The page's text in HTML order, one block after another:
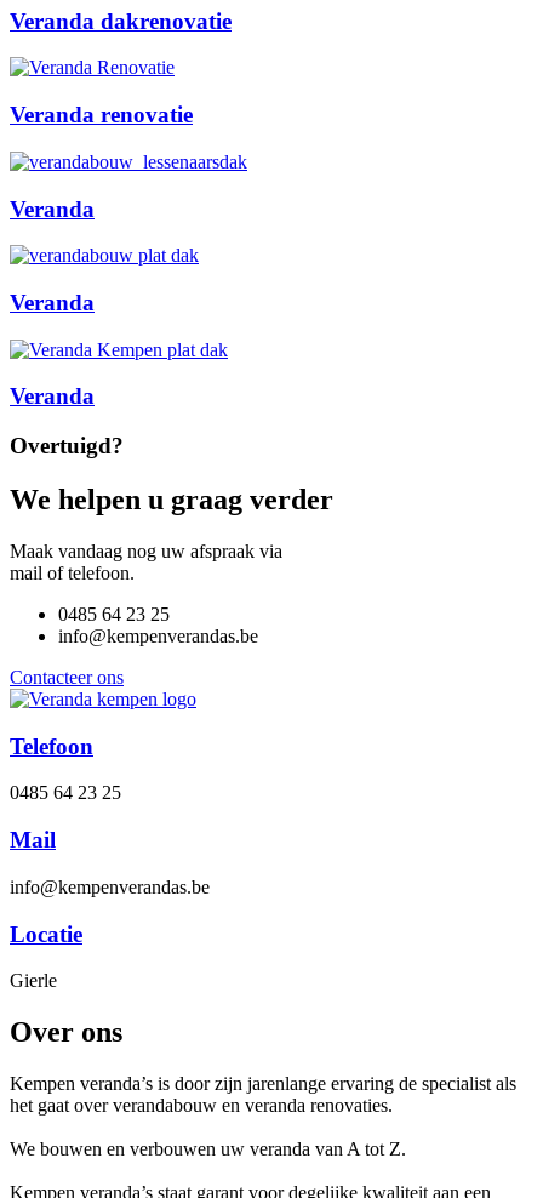
Veranda dakrenovatie
Veranda renovatie
Veranda
Veranda
Veranda
Overtuigd?
We helpen u graag verder
Maak vandaag nog uw afspraak via
mail of telefoon.
0485 64 23 25
info@kempenverandas.be
Contacteer ons
Telefoon
0485 64 23 25
Mail
info@kempenverandas.be
Locatie
Gierle
Over ons
Kempen veranda’s is door zijn jarenlange ervaring de specialist als
het gaat over verandabouw en veranda renovaties.
We bouwen en verbouwen uw veranda van A tot Z.
Kempen veranda’s staat garant voor degelijke kwaliteit aan een